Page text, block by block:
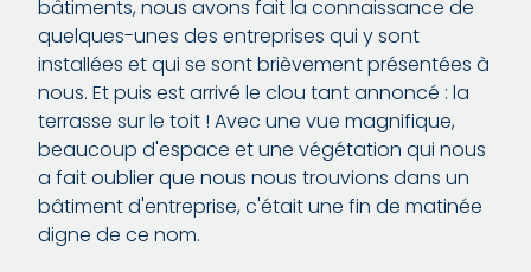
bâtiments, nous avons fait la connaissance de
quelques-unes des entreprises qui y sont
installées et qui se sont brièvement présentées à
nous. Et puis est arrivé le clou tant annoncé : la
terrasse sur le toit ! Avec une vue magnifique,
beaucoup d'espace et une végétation qui nous
a fait oublier que nous nous trouvions dans un
bâtiment d'entreprise, c'était une fin de matinée
digne de ce nom.